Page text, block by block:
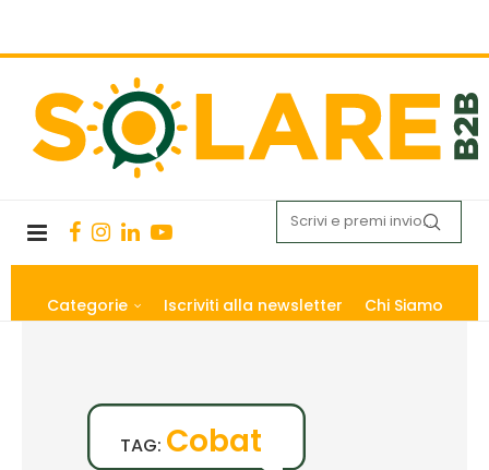
Categorie Iscriviti alla newsletter Chi Siamo
TAG: Cobat